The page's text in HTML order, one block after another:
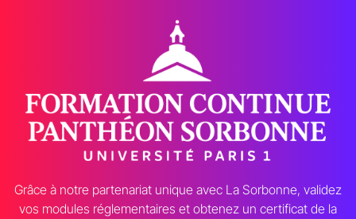
Grâce à notre partenariat unique avec La Sorbonne, validez
vos modules réglementaires et obtenez un certificat de la